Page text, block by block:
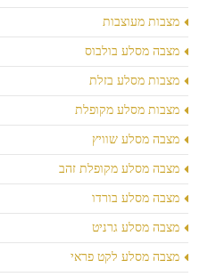
מצבות מעוצבות
מצבה מסלע בולבוס
מצבות מסלע בזלת
מצבות מסלע מקופלת
מצבה מסלע שוויץ
מצבה מסלע מקופלת זהב
מצבה מסלע בורדו
מצבה מסלע גרניט
מצבה מסלע לקט פראי